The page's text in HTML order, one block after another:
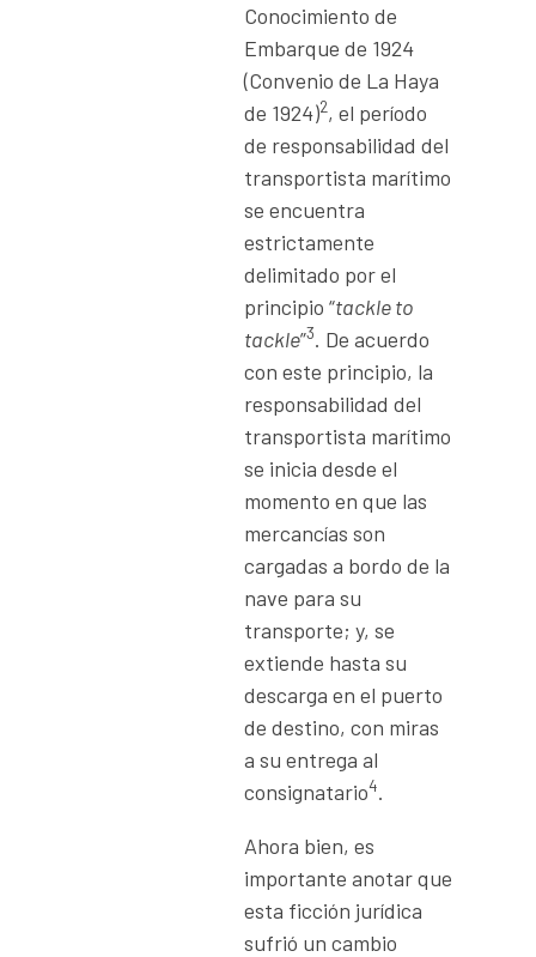
Conocimiento de
Embarque de 1924
(Convenio de La Haya
de 1924)2, el período
de responsabilidad del
transportista marítimo
se encuentra
estrictamente
delimitado por el
principio “tackle to
tackle”3. De acuerdo
con este principio, la
responsabilidad del
transportista marítimo
se inicia desde el
momento en que las
mercancías son
cargadas a bordo de la
nave para su
transporte; y, se
extiende hasta su
descarga en el puerto
de destino, con miras
a su entrega al
consignatario4.
Ahora bien, es
importante anotar que
esta ficción jurídica
sufrió un cambio